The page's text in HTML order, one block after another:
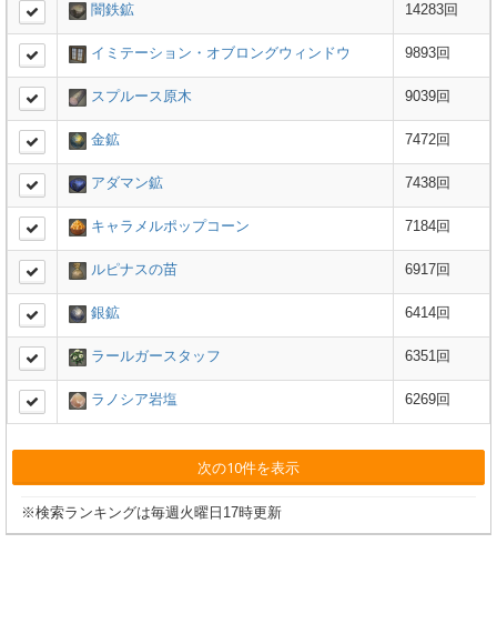
闇鉄鉱 14283回
イミテーション・オブロングウィンドウ 9893回
スプルース原木 9039回
金鉱 7472回
アダマン鉱 7438回
キャラメルポップコーン 7184回
ルピナスの苗 6917回
銀鉱 6414回
ラールガースタッフ 6351回
ラノシア岩塩 6269回
次の10件を表示
※検索ランキングは毎週火曜日17時更新